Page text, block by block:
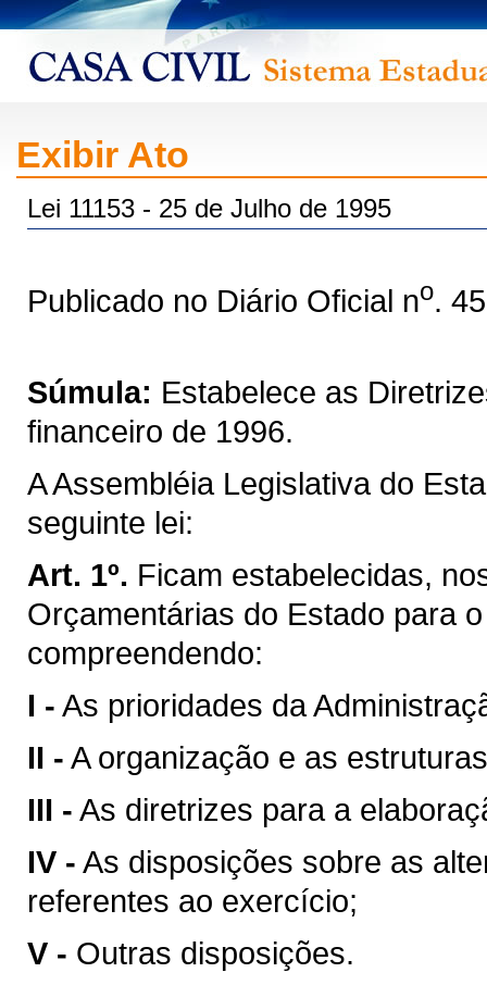
Exibir Ato
Lei 11153 - 25 de Julho de 1995
Publicado no Diário Oficial no.
Súmula: Estabelece as
financeiro de 1996.
A Assembléia Legislativa do
seguinte lei:
Art. 1º. Ficam estabelecidas,
Orçamentárias do Estado para
compreendendo:
I - As prioridades da
II - A organização e as
III - As diretrizes para a
IV - As disposições sobre as
referentes ao exercício;
V - Outras disposições.